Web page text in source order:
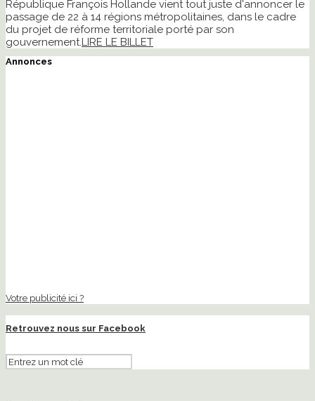
République François Hollande vient tout juste d'annoncer le
passage de 22 à 14 régions métropolitaines, dans le cadre
du projet de réforme territoriale porté par son
gouvernement.LIRE LE BILLET
Annonces
Votre publicité ici ?
Retrouvez nous sur Facebook